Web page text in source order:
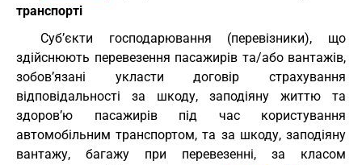
транспорті
Суб’єкти господарювання (перевізники), що
здійснюють перевезення пасажирів та/або вантажів,
зобов’язані укласти договір страхування
відповідальності за шкоду, заподіяну життю та
здоров’ю пасажирів під час користування
автомобільним транспортом, та за шкоду, заподіяну
вантажу, багажу при перевезенні, за класом